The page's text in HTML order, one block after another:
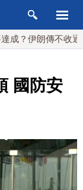
伊朗傳不收通行費
國防安